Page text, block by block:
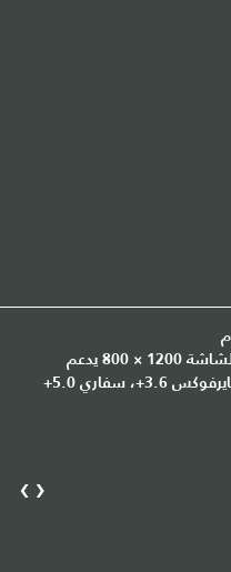
هذا الموقع هو أفضل عرض في دقة الشاشة 1200 × 800 يدعم
‹
›